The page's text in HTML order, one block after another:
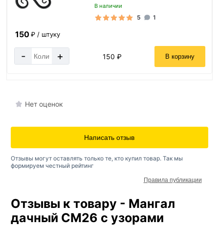
В наличии
5 1
150₽ / штуку
- + 150 ₽ В корзину
Отзывы к товару - Мангал
дачный СМ26 с узорами
Нет оценок
Написать отзыв
Отзывы могут оставлять только те, кто купил товар. Так мы
формируем честный рейтинг
Правила публикации